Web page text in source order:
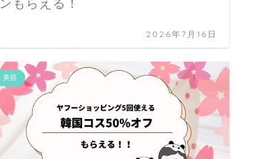
ンもらえる！
2026年7月16日
美容